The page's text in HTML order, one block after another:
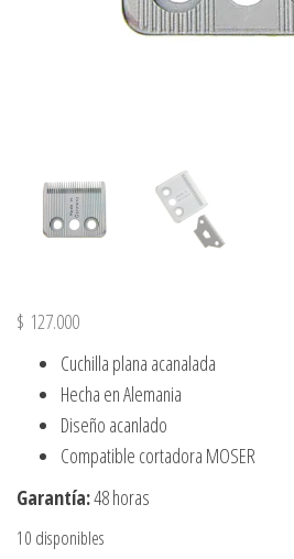
$ 127.000
Cuchilla plana acanalada
Hecha en Alemania
Diseño acanlado
Compatible cortadora MOSER
Garantía:48 horas
10 disponibles